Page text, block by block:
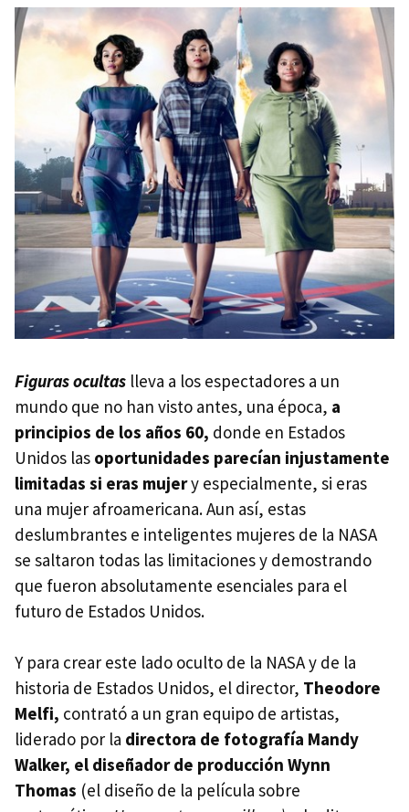
Figuras ocultas lleva a los espectadores a un
mundo que no han visto antes, una época, a
principios de los años 60, donde en Estados
Unidos las oportunidades parecían injustamente
limitadas si eras mujery especialmente, si eras
una mujer afroamericana. Aun así, estas
deslumbrantes e inteligentes mujeres de la NASA
se saltaron todas las limitaciones y demostrando
que fueron absolutamente esenciales para el
futuro de Estados Unidos.
Y para crear este lado oculto de la NASA y de la
historia de Estados Unidos, el director, Theodore
Melfi, contrató a un gran equipo de artistas,
liderado por la directora de fotografía Mandy
Walker, el diseñador de producción Wynn
Thomas (el diseño de la película sobre